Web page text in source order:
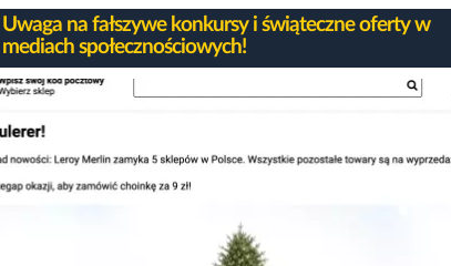
Uwaga na fałszywe konkursy i świąteczne oferty w
mediach społecznościowych!